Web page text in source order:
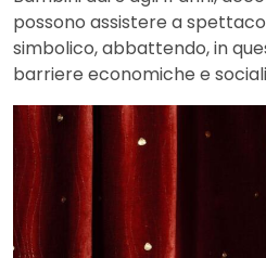
possono assistere a
simbolico, abbattendo, in
barriere economiche e